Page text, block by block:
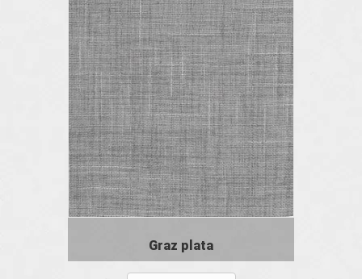
Graz plata